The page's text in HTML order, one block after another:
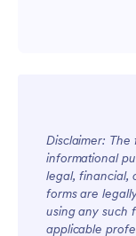
Disclaimer:
informational
legal, financial,
forms are
using any such
applicable